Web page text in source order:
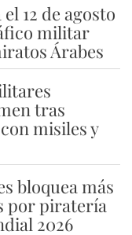
12 de agosto
militar
Árabes
tras
misiles y
bloquea más
por piratería
2026